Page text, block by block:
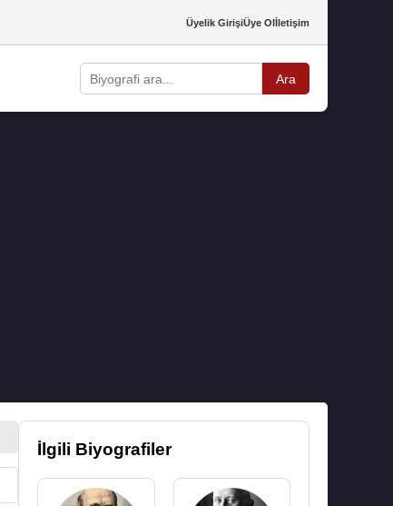
Üyelik GirişiÜye Olİletişim
Ara
İlgili Biyografiler